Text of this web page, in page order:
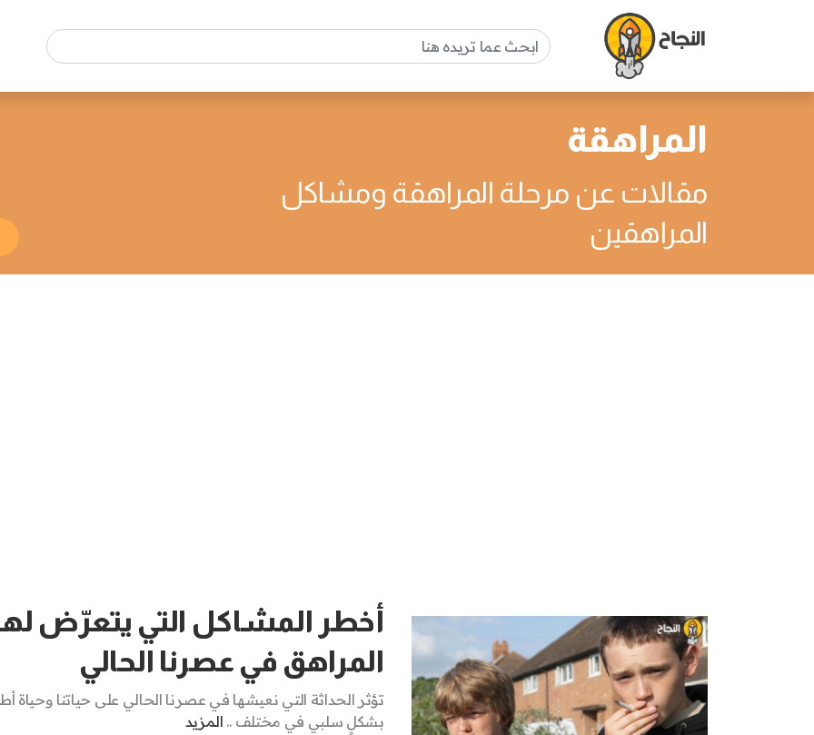
المراهقة
مقالات عن مرحلة المراهقة ومشاكل
المراهقين
أخطر المشاكل التي يتعرّض
المراهق في عصرنا الحالي
تؤثر الحداثة التي نعيشها في عصرنا الحالي على حياتنا وحياة
بشكلٍ سلبي في مختلف .. المزيد